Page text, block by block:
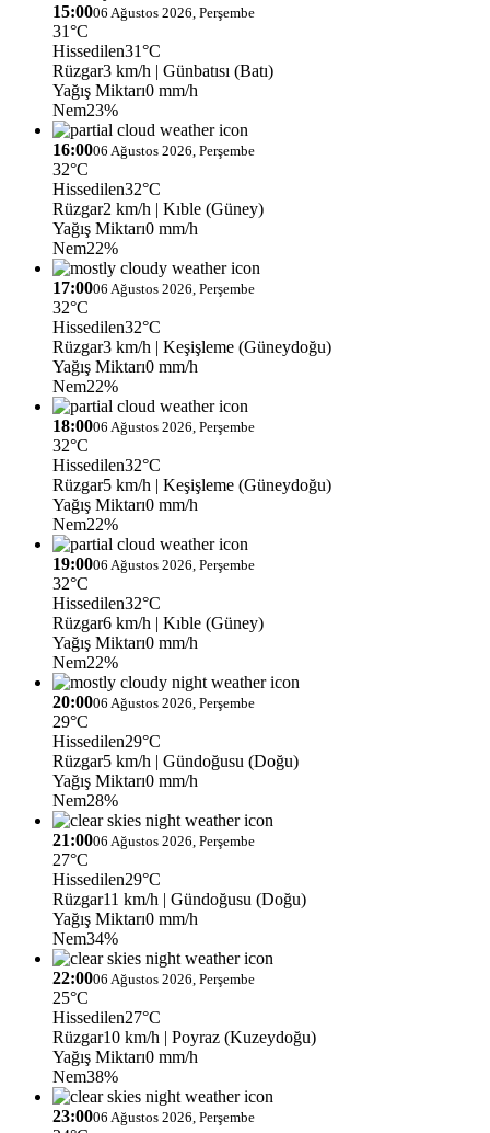
15:0006 Ağustos 2026, Perşembe
31°C
Hissedilen31°C
Rüzgar3 km/h | Günbatısı (Batı)
Yağış Miktarı0 mm/h
Nem23%
16:0006 Ağustos 2026, Perşembe
32°C
Hissedilen32°C
Rüzgar2 km/h | Kıble (Güney)
Yağış Miktarı0 mm/h
Nem22%
17:0006 Ağustos 2026, Perşembe
32°C
Hissedilen32°C
Rüzgar3 km/h | Keşişleme (Güneydoğu)
Yağış Miktarı0 mm/h
Nem22%
18:0006 Ağustos 2026, Perşembe
32°C
Hissedilen32°C
Rüzgar5 km/h | Keşişleme (Güneydoğu)
Yağış Miktarı0 mm/h
Nem22%
19:0006 Ağustos 2026, Perşembe
32°C
Hissedilen32°C
Rüzgar6 km/h | Kıble (Güney)
Yağış Miktarı0 mm/h
Nem22%
20:0006 Ağustos 2026, Perşembe
29°C
Hissedilen29°C
Rüzgar5 km/h | Gündoğusu (Doğu)
Yağış Miktarı0 mm/h
Nem28%
21:0006 Ağustos 2026, Perşembe
27°C
Hissedilen29°C
Rüzgar11 km/h | Gündoğusu (Doğu)
Yağış Miktarı0 mm/h
Nem34%
22:0006 Ağustos 2026, Perşembe
25°C
Hissedilen27°C
Rüzgar10 km/h | Poyraz (Kuzeydoğu)
Yağış Miktarı0 mm/h
Nem38%
23:0006 Ağustos 2026, Perşembe